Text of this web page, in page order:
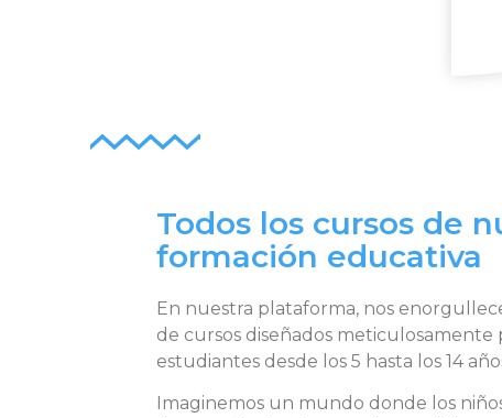
Todos los cursos de
formación educativa
En nuestra plataforma, nos
de cursos diseñados meticulosamente
estudiantes desde los 5 hasta los 14
Imaginemos un mundo donde los